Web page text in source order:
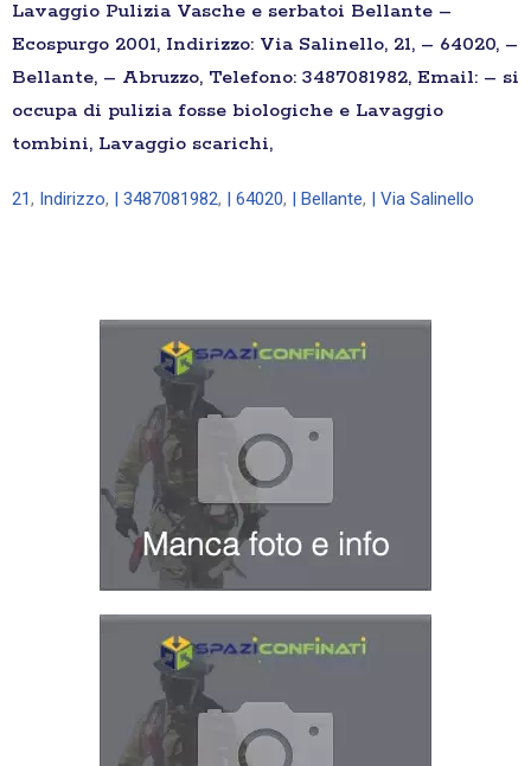
Lavaggio Pulizia Vasche e serbatoi Bellante –
Ecospurgo 2001, Indirizzo: Via Salinello, 21, – 64020, –
Bellante, – Abruzzo, Telefono: 3487081982, Email: – si
occupa di pulizia fosse biologiche e Lavaggio
tombini, Lavaggio scarichi,
21, Indirizzo, | 3487081982, | 64020, | Bellante, | Via Salinello